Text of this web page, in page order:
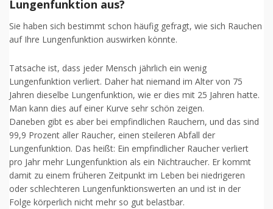
Lungenfunktion aus?
Sie haben sich bestimmt schon häufig gefragt, wie sich Rauchen
auf Ihre Lungenfunktion auswirken könnte.
Tatsache ist, dass jeder Mensch jährlich ein wenig
Lungenfunktion verliert. Daher hat niemand im Alter von 75
Jahren dieselbe Lungenfunktion, wie er dies mit 25 Jahren hatte.
Man kann dies auf einer Kurve sehr schön zeigen.
Daneben gibt es aber bei empfindlichen Rauchern, und das sind
99,9 Prozent aller Raucher, einen steileren Abfall der
Lungenfunktion. Das heißt: Ein empfindlicher Raucher verliert
pro Jahr mehr Lungenfunktion als ein Nichtraucher. Er kommt
damit zu einem früheren Zeitpunkt im Leben bei niedrigeren
oder schlechteren Lungenfunktionswerten an und ist in der
Folge körperlich nicht mehr so gut belastbar.